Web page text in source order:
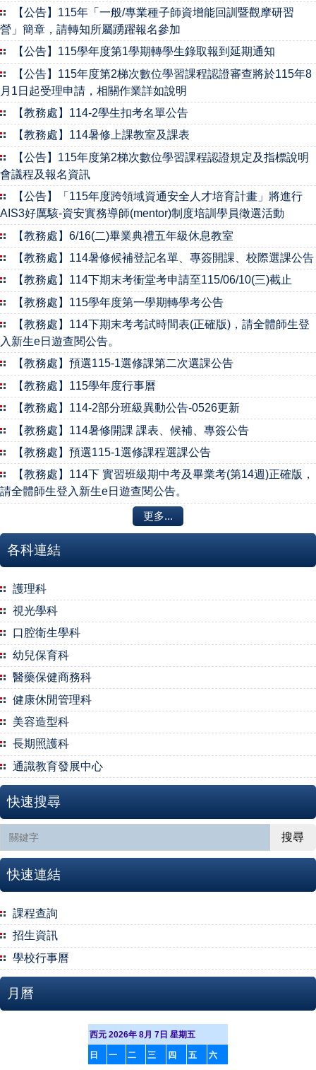
【公告】115年「一般/專業種子師資增能回訓暨觀摩研習
營」簡章，請轉知所屬踴躍報名參加
【公告】115學年度第1學期轉學生錄取報到延期通知
【公告】115年度第2梯次數位學習課程認證審查將於115年8
月1日起受理申請，相關作業詳如說明
【教務處】114-2學生扣考名單公告
【教務處】114暑修上課教室及課表
【公告】115年度第2梯次數位學習課程認證規定及指標說明
會議程及報名資訊
【公告】「115年度跨領域資通安全人才培育計畫」將進行
AIS3好厲駭-資安實務導師(mentor)制度培訓學員徵選活動
【教務處】6/16(二)畢業典禮五年級休息教室
【教務處】114暑修候補登記名單、專簽開課、校際選課公告
【教務處】114下期末考衝堂考申請至115/06/10(三)截止
【教務處】115學年度第一學期轉學考公告
【教務處】114下期末考考試時間表(正確版)，請全體師生登
入新生e日遊查閱公告。
【教務處】預選115-1選修課第二次選課公告
【教務處】115學年度行事曆
【教務處】114-2部分班級異動公告-0526更新
【教務處】114暑修開課 課表、候補、專簽公告
【教務處】預選115-1選修課程選課公告
【教務處】114下 實習班級期中考及畢業考(第14週)正確版，
請全體師生登入新生e日遊查閱公告。
更多...
各科連結
護理科
視光學科
口腔衛生學科
幼兒保育科
醫藥保健商務科
健康休閒管理科
美容造型科
長期照護科
通識教育發展中心
快速搜尋
搜尋
快速連結
課程查詢
招生資訊
學校行事曆
月曆
西元 2026年 8月 7日 星期五
日 一 二 三 四 五 六